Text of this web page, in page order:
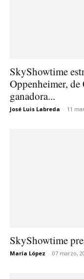
SkyShowtime
Oppenheimer,
ganadora...
José Luis Labreda - 11
SkyShowtime
María López - 07 marzo,